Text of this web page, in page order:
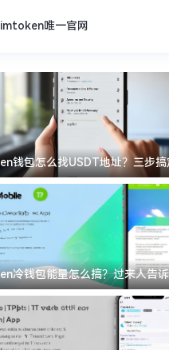
imtoken唯一官网
官方下载
钱包怎么找USDT地址？三步搞
冷钱包能量怎么搞？过来人告